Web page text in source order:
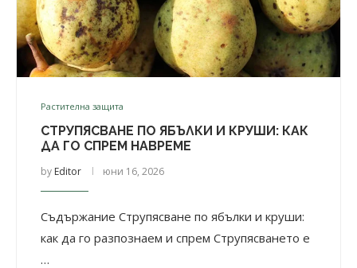
Растителна защита
СТРУПЯСВАНЕ ПО ЯБЪЛКИ И КРУШИ: КАК
ДА ГО СПРЕМ НАВРЕМЕ
by Editor юни 16, 2026
Съдържание Струпясване по ябълки и круши:
как да го разпознаем и спрем Струпясването е
…